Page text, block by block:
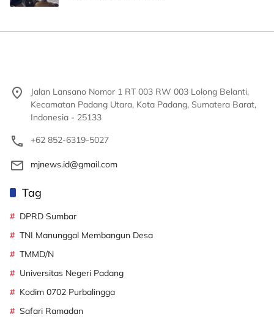
Jalan Lansano Nomor 1 RT 003 RW 003 Lolong Belanti,
Kecamatan Padang Utara, Kota Padang, Sumatera Barat,
Indonesia - 25133
+62 852-6319-5027
mjnews.id@gmail.com
Tag
DPRD Sumbar
TNI Manunggal Membangun Desa
TMMD/N
Universitas Negeri Padang
Kodim 0702 Purbalingga
Safari Ramadan